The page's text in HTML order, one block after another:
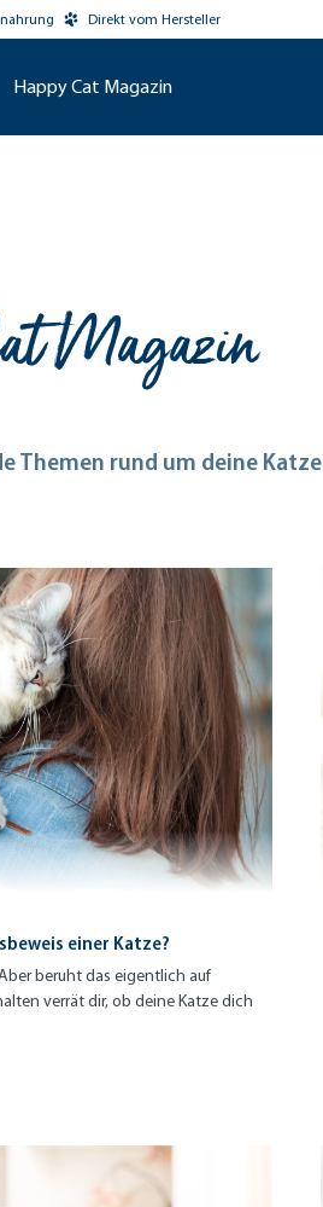
Direkt vom Hersteller
Happy Cat Magazin
Magazin
Themen rund um deine Katze
einer Katze?
beruht das eigentlich auf
verrät dir, ob deine Katze dich